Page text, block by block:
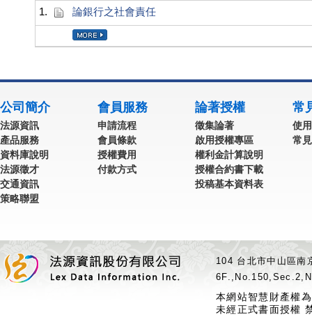
1.
論銀行之社會責任
公司簡介
法源資訊
產品服務
資料庫說明
法源徵才
交通資訊
策略聯盟
會員服務
申請流程
會員條款
授權費用
付款方式
論著授權
徵集論著
啟用授權專區
權利金計算說明
授權合約書下載
投稿基本資料表
常
使
常
104 台北市中山區
本網站智慧財產權
未經正式書面授權